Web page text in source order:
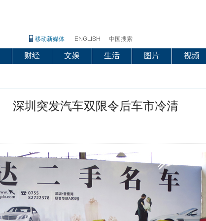
移动新媒体 中国搜索
财经 文娱 生活 图片 视频
深圳突发汽车双限令后车市冷清